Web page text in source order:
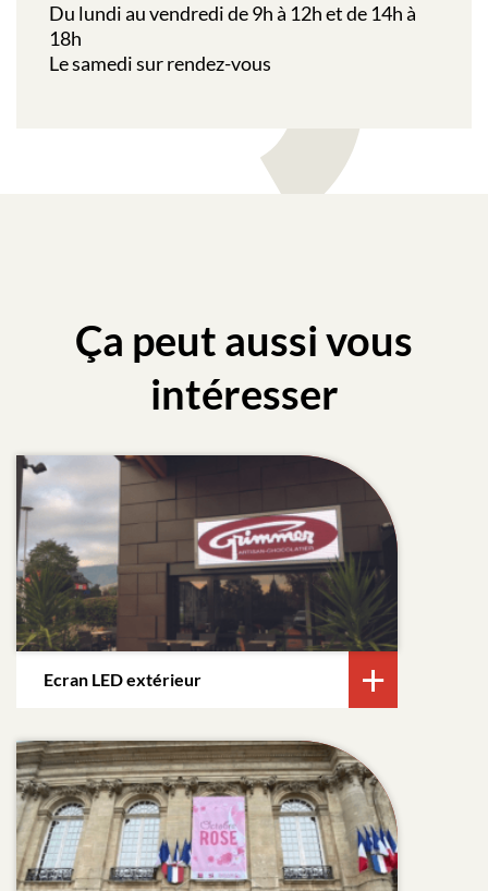
Du lundi au vendredi de 9h à 12h et de 14h à
18h
Le samedi sur rendez-vous
Ça peut aussi vous
intéresser
Ecran LED extérieur